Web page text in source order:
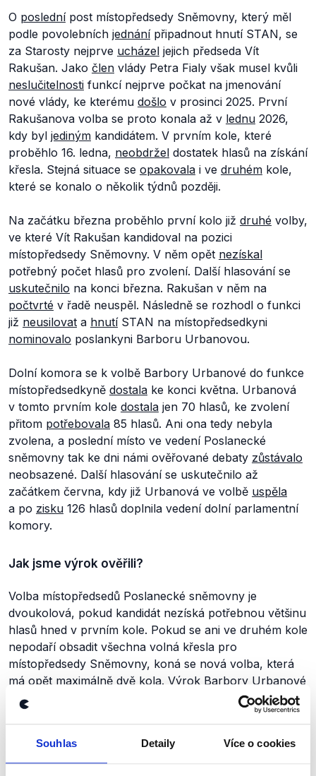
Souhlas Detaily Více o cookies
O poslednípost místopředsedy Sněmovny, který měl
podle povolebních jednánípřipadnout hnutí STAN, se
za Starosty nejprve ucházel jejich předseda Vít
Rakušan. Jako člen vlády Petra Fialy však musel kvůli
neslučitelnosti funkcí nejprve počkat na jmenování
nové vlády, ke kterému došlo v prosinci 2025. První
Rakušanova volba se proto konala až v lednu 2026,
kdy byl jediným kandidátem. V prvním kole, které
proběhlo 16. ledna, neobdržel dostatek hlasů na získání
křesla. Stejná situace se opakovala i ve druhém kole,
které se konalo o několik týdnů později.
Na začátku března proběhlo první kolo již druhé volby,
ve které Vít Rakušan kandidoval na pozici
místopředsedy Sněmovny. V něm opět nezískal
potřebný počet hlasů pro zvolení. Další hlasování se
uskutečnilo na konci března. Rakušan v něm na
počtvrté v řadě neuspěl. Následně se rozhodl o funkci
již neusilovat a hnutíSTAN na místopředsedkyni
nominovalo poslankyni Barboru Urbanovou.
Dolní komora se k volbě Barbory Urbanové do funkce
místopředsedkyně dostala ke konci května. Urbanová
v tomto prvním kole dostala jen 70 hlasů, ke zvolení
přitom potřebovala 85 hlasů. Ani ona tedy nebyla
zvolena, a poslední místo ve vedení Poslanecké
sněmovny tak ke dni námi ověřované debaty zůstávalo
neobsazené. Další hlasování se uskutečnilo až
začátkem června, kdy již Urbanová ve volbě uspěla
a po zisku 126 hlasů doplnila vedení dolní parlamentní
komory.
Jak jsme výrok ověřili?
Volba místopředsedů Poslanecké sněmovny je
dvoukolová, pokud kandidát nezíská potřebnou většinu
hlasů hned v prvním kole. Pokud se ani ve druhém kole
nepodaří obsadit všechna volná křesla pro
místopředsedy Sněmovny, koná se nová volba, která
má opět maximálně dvě kola. Výrok Barbory Urbanové
tak hodnotíme jako pravdivý.
Výrok jsme zmínili